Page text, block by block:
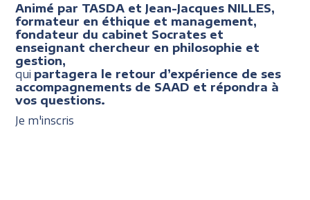
Animé par TASDA et Jean-Jacques NILLES,
formateur en éthique et management,
fondateur du cabinet Socrates et
enseignant chercheur en philosophie et
gestion,
qui partagera le retour d’expérience de ses
accompagnements de SAAD et répondra à
vos questions.
Je m'inscris